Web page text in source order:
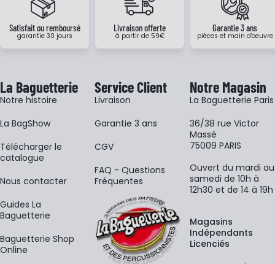
Satisfait ou remboursé
garantie 30 jours
Livraison offerte
à partir de 59€
Garantie 3 ans
pièces et main d'oeuvre
La Baguetterie
Notre histoire
La BagShow
​Télécharger le
catalogue
Nous contacter
Guides La
Baguetterie
Baguetterie Shop
Online
Service Client
Livraison
Garantie 3 ans
CGV
FAQ - Questions
Fréquentes
Notre Magasin
La Baguetterie Paris
36/38 rue Victor
Massé
75009 PARIS
Ouvert du mardi au
samedi de 10h à
12h30 et de 14 à 19h
Magasins
Indépendants
Licenciés